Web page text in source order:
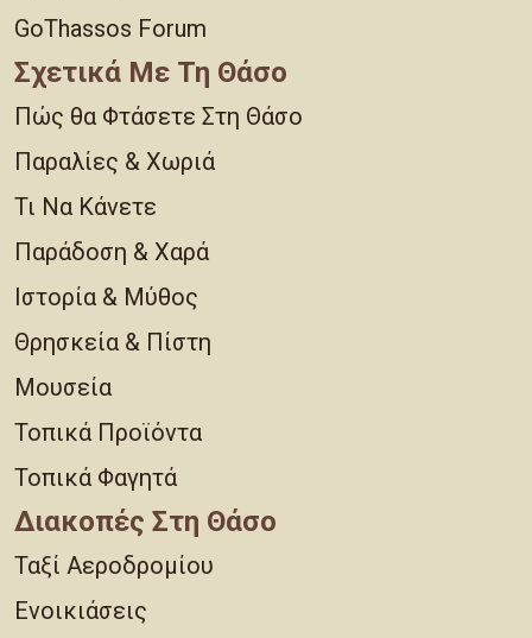
GoThassos Forum
Σχετικά Με Τη Θάσο
Πώς θα Φτάσετε Στη Θάσο
Παραλίες & Χωριά
Τι Να Κάνετε
Παράδοση & Χαρά
Ιστορία & Μύθος
Θρησκεία & Πίστη
Μουσεία
Τοπικά Προϊόντα
Τοπικά Φαγητά
Διακοπές Στη Θάσο
Ταξί Αεροδρομίου
Ενοικιάσεις